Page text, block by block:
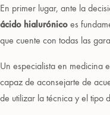
En primer lugar, ante la
ácido hialurónico es
que cuente con todas las
Un especialista en medicina
capaz de aconsejarte de
de utilizar la técnica y el tipo